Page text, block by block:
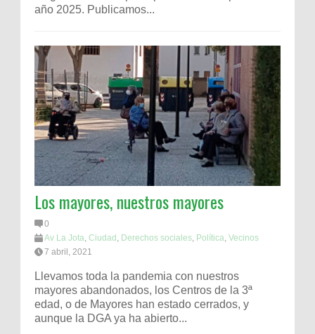
año 2025. Publicamos...
Los mayores, nuestros mayores
0
Av La Jota, Ciudad , Derechos sociales, Política, Vecinos
7 abril, 2021
Llevamos toda la pandemia con nuestros
mayores abandonados, los Centros de la 3ª
edad, o de Mayores han estado cerrados, y
aunque la DGA ya ha abierto...